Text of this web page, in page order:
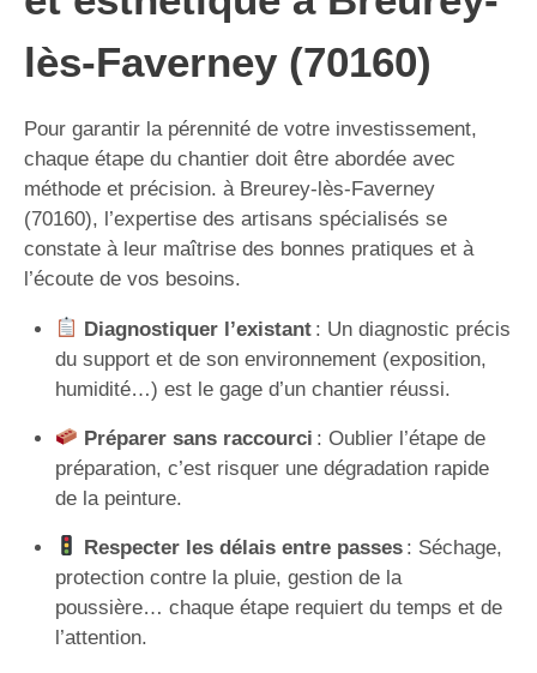
lès-Faverney (70160)
Pour garantir la pérennité de votre investissement,
chaque étape du chantier doit être abordée avec
méthode et précision. à Breurey-lès-Faverney
(70160), l’expertise des artisans spécialisés se
constate à leur maîtrise des bonnes pratiques et à
l’écoute de vos besoins.
Diagnostiquer l’existant: Un diagnostic précis
du support et de son environnement (exposition,
humidité…) est le gage d’un chantier réussi.
Préparer sans raccourci : Oublier l’étape de
préparation, c’est risquer une dégradation rapide
de la peinture.
Respecter les délais entre passes: Séchage,
protection contre la pluie, gestion de la
poussière… chaque étape requiert du temps et de
l’attention.